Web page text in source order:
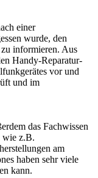
einer
wurde, den
informieren. Aus
Handy-Reparatur-
vor und
und im
das Fachwissen
wie z.B.
am
haben sehr viele
kann.